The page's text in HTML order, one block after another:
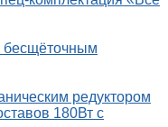
бесщёточным
редуктором
180Вт с